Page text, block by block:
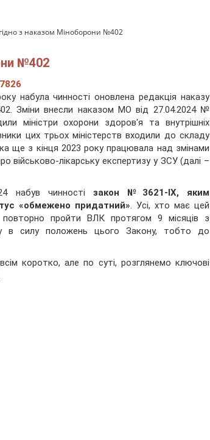
з наказом Міноборони №402
№402
набула чинності оновлена редакція наказу
Зміни внесли наказом МО від 27.04.2024 №
міністри охорони здоров'я та внутрішніх
цих трьох міністерств входили до складу
ще з кінця 2023 року працювала над змінами
військово-лікарську експертизу у ЗСУ (далі –
набув чинностізакон №3621-IX, яким
«обмежено придатний». Усі, хто має цей
повторно пройти ВЛК протягом 9 місяців з
в силу положень цього Закону, тобто до
коротко, але по суті, розглянемо ключові